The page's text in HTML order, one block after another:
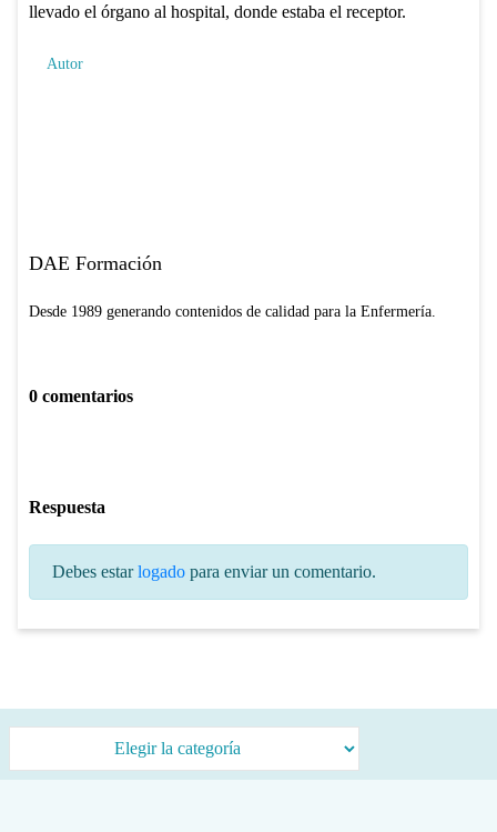
llevado el órgano al hospital, donde estaba el receptor.
Autor
DAE Formación
Desde 1989 generando contenidos de calidad para la Enfermería.
0 comentarios
Respuesta
Debes estarlogadopara enviar un comentario.